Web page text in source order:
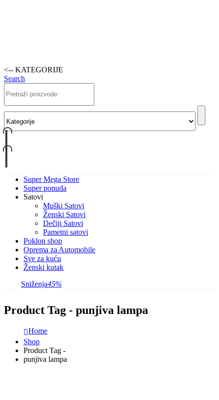
<-- KATEGORIJE
Search
Super Mega Store
Super ponuda
Satovi
Muški Satovi
Ženski Satovi
Dečiji Satovi
Pametni satovi
Poklon shop
Oprema za Automobile
Sve za kuću
Ženski kutak
Sniženja45%
Product Tag - punjiva lampa
Home
Shop
Product Tag -
punjiva lampa